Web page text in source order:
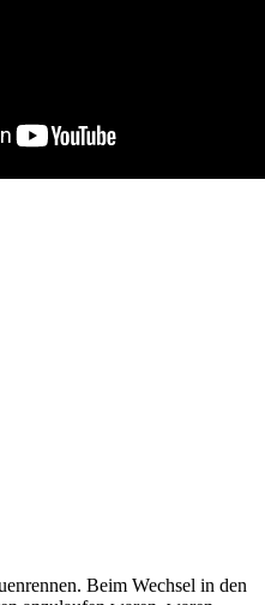
Beim Wechsel in den